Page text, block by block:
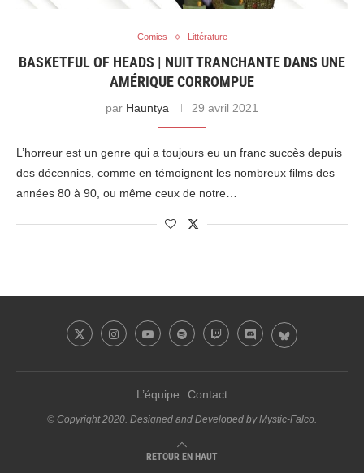
Comics Littérature
BASKETFUL OF HEADS | NUIT TRANCHANTE DANS UNE
AMÉRIQUE CORROMPUE
par Hauntya 29 avril 2021
L’horreur est un genre qui a toujours eu un franc succès depuis
des décennies, comme en témoignent les nombreux films des
années 80 à 90, ou même ceux de notre…
L’équipe Contact
© Copyright 2020. Designed and Developed by Mystic-Falco.
RETOUR EN HAUT